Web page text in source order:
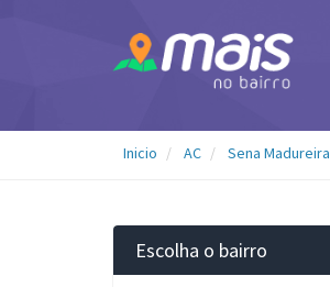
Inicio AC Sena Madureira
Escolha o bairro